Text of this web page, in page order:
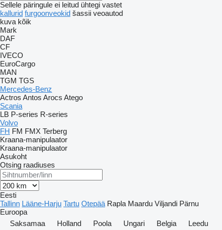
Sellele päringule ei leitud ühtegi vastet
kallurid furgoonveokid šassii veoautod
kuva kõik
Mark
DAF
CF
IVECO
EuroCargo
MAN
TGM TGS
Mercedes-Benz
Actros Antos Arocs Atego
Scania
LB P-series R-series
Volvo
FH FM FMX Terberg
Kraana-manipulaator
Kraana-manipulaator
Asukoht
Otsing raadiuses
Eesti
Tallinn Lääne-Harju Tartu Otepää Rapla Maardu Viljandi Pärnu
Euroopa
Saksamaa
Holland Poola Ungari Belgia
Leedu